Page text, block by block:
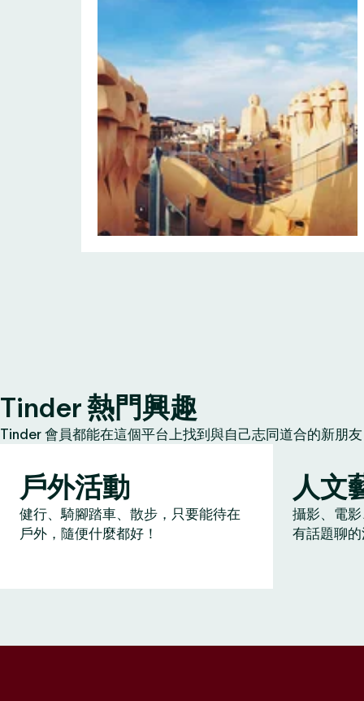
Tinder 熱門興趣
Tinder 會員都能在這個平台上找到與自己志同道合的新朋
戶外活動
健行、騎腳踏車、散步，只要能待在
戶外，隨便什麼都好！
人文
攝影、電
有話題聊